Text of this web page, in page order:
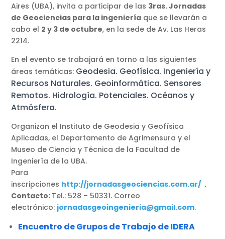
Aires (UBA), invita a participar de las 3ras. Jornadas
de Geociencias para la ingeniería que se llevarán a
cabo el 2 y 3 de octubre, en la sede de Av. Las Heras
2214.
En el evento se trabajará en torno a las siguientes
áreas temáticas: Geodesia. Geofísica. Ingeniería y
Recursos Naturales. Geoinformática. Sensores
Remotos. Hidrología. Potenciales. Océanos y
Atmósfera.
Organizan el Instituto de Geodesia y Geofísica
Aplicadas, el Departamento de Agrimensura y el
Museo de Ciencia y Técnica de la Facultad de
Ingeniería de la UBA.
Para
inscripciones http://jornadasgeociencias.com.ar/ .
Contacto: Tel.: 528 – 50331. Correo
electrónico: jornadasgeoingenieria@gmail.com.
Encuentro de Grupos de Trabajo de IDERA